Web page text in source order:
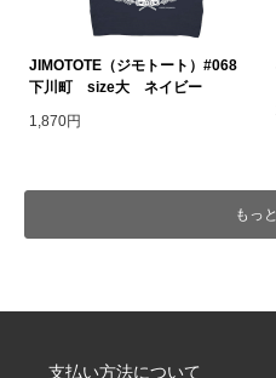
JIMOTOTE（ジモトート）#068
下川町 size大 ネイビー
1,870円
もっ
支払い方法について